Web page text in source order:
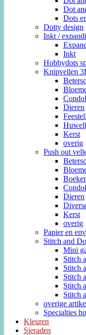
Dot
Dots
Dotty design
Inkt /
Inkt
Hobbydots
Knipvellen
Dieren
Kerst
overig
Push out
Dieren
Kerst
overig
Papier en
Stitch and Do
Mini
Stitch
Stitch
Stitch
Stitch
Stitch
overige
Specialties
Kleuren
Sieraden